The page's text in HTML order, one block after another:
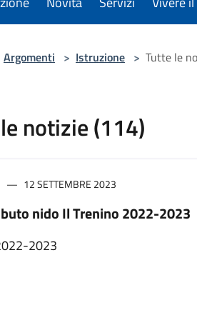
Argomenti > Istruzione > Tutte le
notizie (114)
12 SETTEMBRE 2023
nido Il Trenino 2022-2023
2023